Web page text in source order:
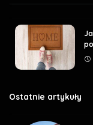
Ostatnie artykuły